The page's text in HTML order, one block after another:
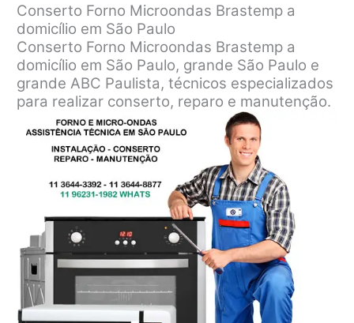
Conserto Forno Microondas Brastemp a
domicílio em São Paulo
Conserto Forno Microondas Brastemp a
domicílio em São Paulo, grande São Paulo e
grande ABC Paulista, técnicos especializados
para realizar conserto, reparo e manutenção.